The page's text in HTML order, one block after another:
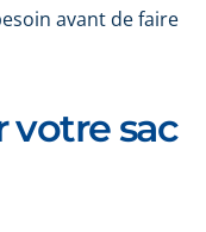
avant de faire
votre sac